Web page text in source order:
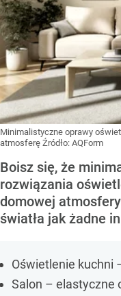
Minimalistyczne oprawy
atmosferę Źródło: AQForm
Boisz się, że
rozwiązania
domowej
światła jak żadne
Oświetlenie kuchni
Salon – elastyczne